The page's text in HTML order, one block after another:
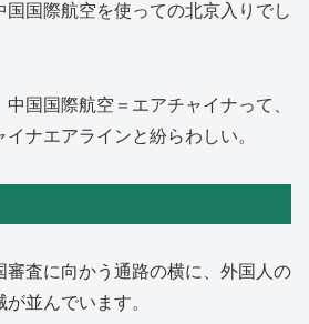
国国際航空を使っての北京入りでし
国国際航空＝エアチャイナって、
ナエアラインと紛らわしい。
審査に向かう通路の横に、外国人の
並んでいます。